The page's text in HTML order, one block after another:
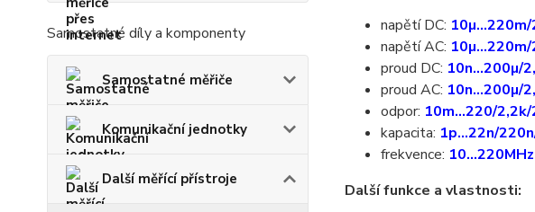
Samostatné díly a komponenty
Samostatné měřiče
Komunikační jednotky
Další měřící přístroje
napětí DC:
napětí AC:
proud DC: 10n...200µ/
proud AC: 10n...200µ/
odpor: 10m...220/
kapacita: 1p...22n/
frekvence: 10...220MHz
Další funkce a vlastnosti: